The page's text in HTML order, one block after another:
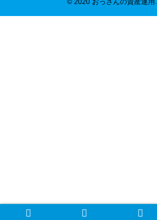
© 2020 おっさんの資産運用.